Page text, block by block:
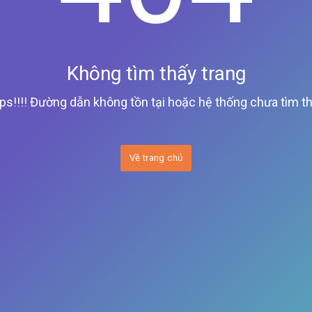
Không tìm thấy trang
Đường dẫn không tồn tại hoặc hệ thống chưa tìm
Về trang chủ